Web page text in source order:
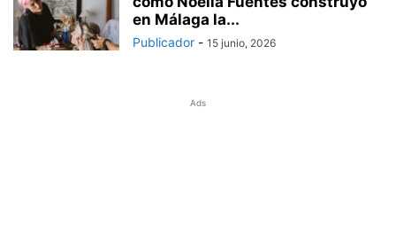
en Málaga la...
Publicador - 15 junio, 2026
Ads